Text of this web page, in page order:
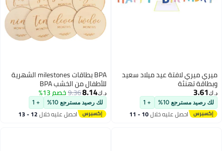
ميري ميري لافتة عيد ميلاد سعيد
وبطاقة تهنئة
د.ك‏3.61
لك رصيد مسترجع 10% + 1
احصل عليه خلال 10 - 11
BPA بطاقات milestones الشهرية
للأطفال من الخشب BPA
د.ك‏8.14
9.36خصم 13%
لك رصيد مسترجع 10% + 1
احصل عليه خلال 12 - 13